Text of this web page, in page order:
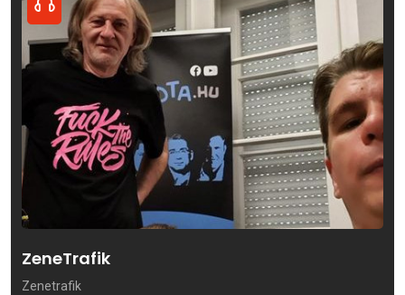
ZeneTrafik
Zenetrafik